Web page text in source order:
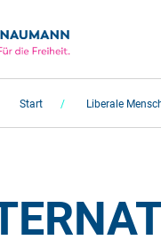
Start Liberale